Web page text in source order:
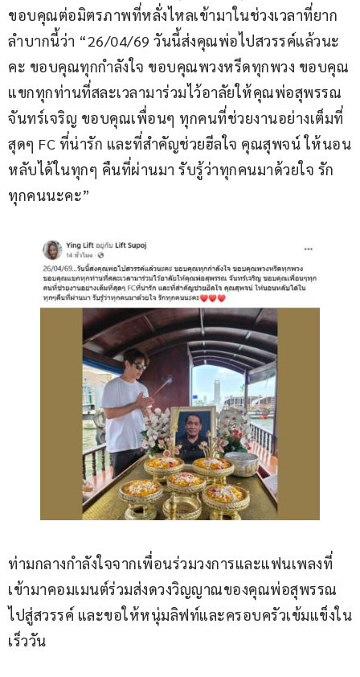
ขอบคุณต่อมิตรภาพที่หลั่งไหลเข้ามาในช่วงเวลาที่ยาก
ลำบากนี้ว่า “26/04/69 วันนี้ส่งคุณพ่อไปสวรรค์แล้วนะ
คะ ขอบคุณทุกกำลังใจ ขอบคุณพวงหรีดทุกพวง ขอบคุณ
แขกทุกท่านที่สละเวลามาร่วมไว้อาลัยให้คุณพ่อสุพรรณ
จันทร์เจริญ ขอบคุณเพื่อนๆ ทุกคนที่ช่วยงานอย่างเต็มที่
สุดๆ FC ที่น่ารัก และที่สำคัญช่วยฮีลใจ คุณสุพจน์ ให้นอน
หลับได้ในทุกๆ คืนที่ผ่านมา รับรู้ว่าทุกคนมาด้วยใจ รัก
ทุกคนนะคะ”
ท่ามกลางกำลังใจจากเพื่อนร่วมวงการและแฟนเพลงที่
เข้ามาคอมเมนต์ร่วมส่งดวงวิญญาณของคุณพ่อสุพรรณ
ไปสู่สวรรค์ และขอให้หนุ่มลิฟท์และครอบครัวเข้มแข็งใน
เร็ววัน